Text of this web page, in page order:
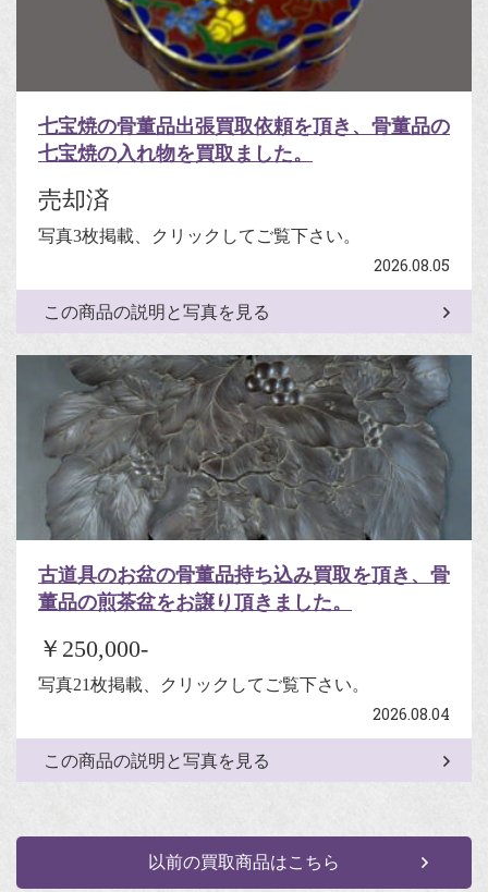
七宝焼の骨董品出張買取依頼を頂き、骨董品の
七宝焼の入れ物を買取ました。
売却済
写真3枚掲載、クリックしてご覧下さい。
2026.08.05
この商品の説明と写真を見る
古道具のお盆の骨董品持ち込み買取を頂き、骨
董品の煎茶盆をお譲り頂きました。
￥250,000-
写真21枚掲載、クリックしてご覧下さい。
2026.08.04
この商品の説明と写真を見る
以前の買取商品はこちら